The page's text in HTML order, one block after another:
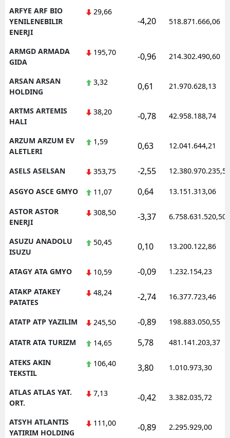
ARFYE ARF BIO
YENILENEBILIR
ENERJI
29,66
-4,20 518.871.666,06
ARMGD ARMADA
GIDA
195,70 -0,96 214.302.490,60
ARSAN ARSAN
HOLDING
3,32 0,61 21.970.628,13
ARTMS ARTEMIS
HALI
38,20 -0,78 42.958.188,74
ARZUM ARZUM EV
ALETLERI
1,59 0,63 12.041.644,21
ASELS ASELSAN 353,75 -2,55 12.380.970.235,50
ASGYO ASCE GMYO 11,07 0,64 13.151.313,06
ASTOR ASTOR
ENERJI
308,50 -3,37 6.758.631.520,50
ASUZU ANADOLU
ISUZU
50,45 0,10 13.200.122,86
ATAGY ATA GMYO 10,59 -0,09 1.232.154,23
ATAKP ATAKEY
PATATES
48,24 -2,74 16.377.723,46
ATATP ATP YAZILIM 245,50 -0,89 198.883.050,55
ATATR ATA TURIZM 14,65 5,78 481.141.203,37
ATEKS AKIN
TEKSTIL
106,40 3,80 1.010.973,30
ATLAS ATLAS YAT.
ORT.
7,13 -0,42 3.382.035,72
ATSYH ATLANTIS
YATIRIM HOLDING
111,00 -0,89 2.295.929,00